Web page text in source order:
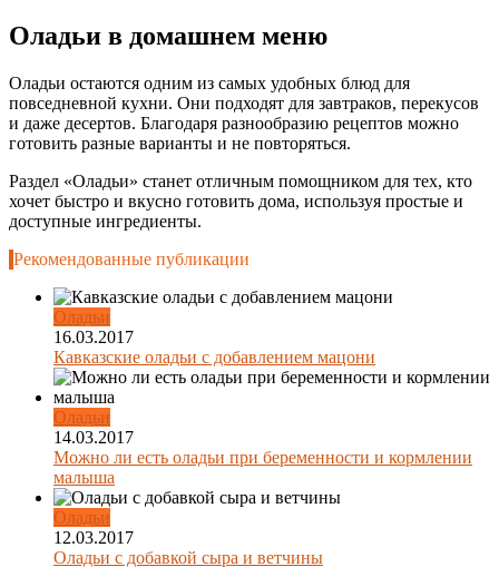
Оладьи в домашнем меню
Оладьи остаются одним из самых удобных блюд для
повседневной кухни. Они подходят для завтраков, перекусов
и даже десертов. Благодаря разнообразию рецептов можно
готовить разные варианты и не повторяться.
Раздел «Оладьи» станет отличным помощником для тех, кто
хочет быстро и вкусно готовить дома, используя простые и
доступные ингредиенты.
Рекомендованные публикации
Оладьи
16.03.2017
Кавказские оладьи с добавлением мацони
Оладьи
14.03.2017
Можно ли есть оладьи при беременности и кормлении
малыша
Оладьи
12.03.2017
Оладьи с добавкой сыра и ветчины